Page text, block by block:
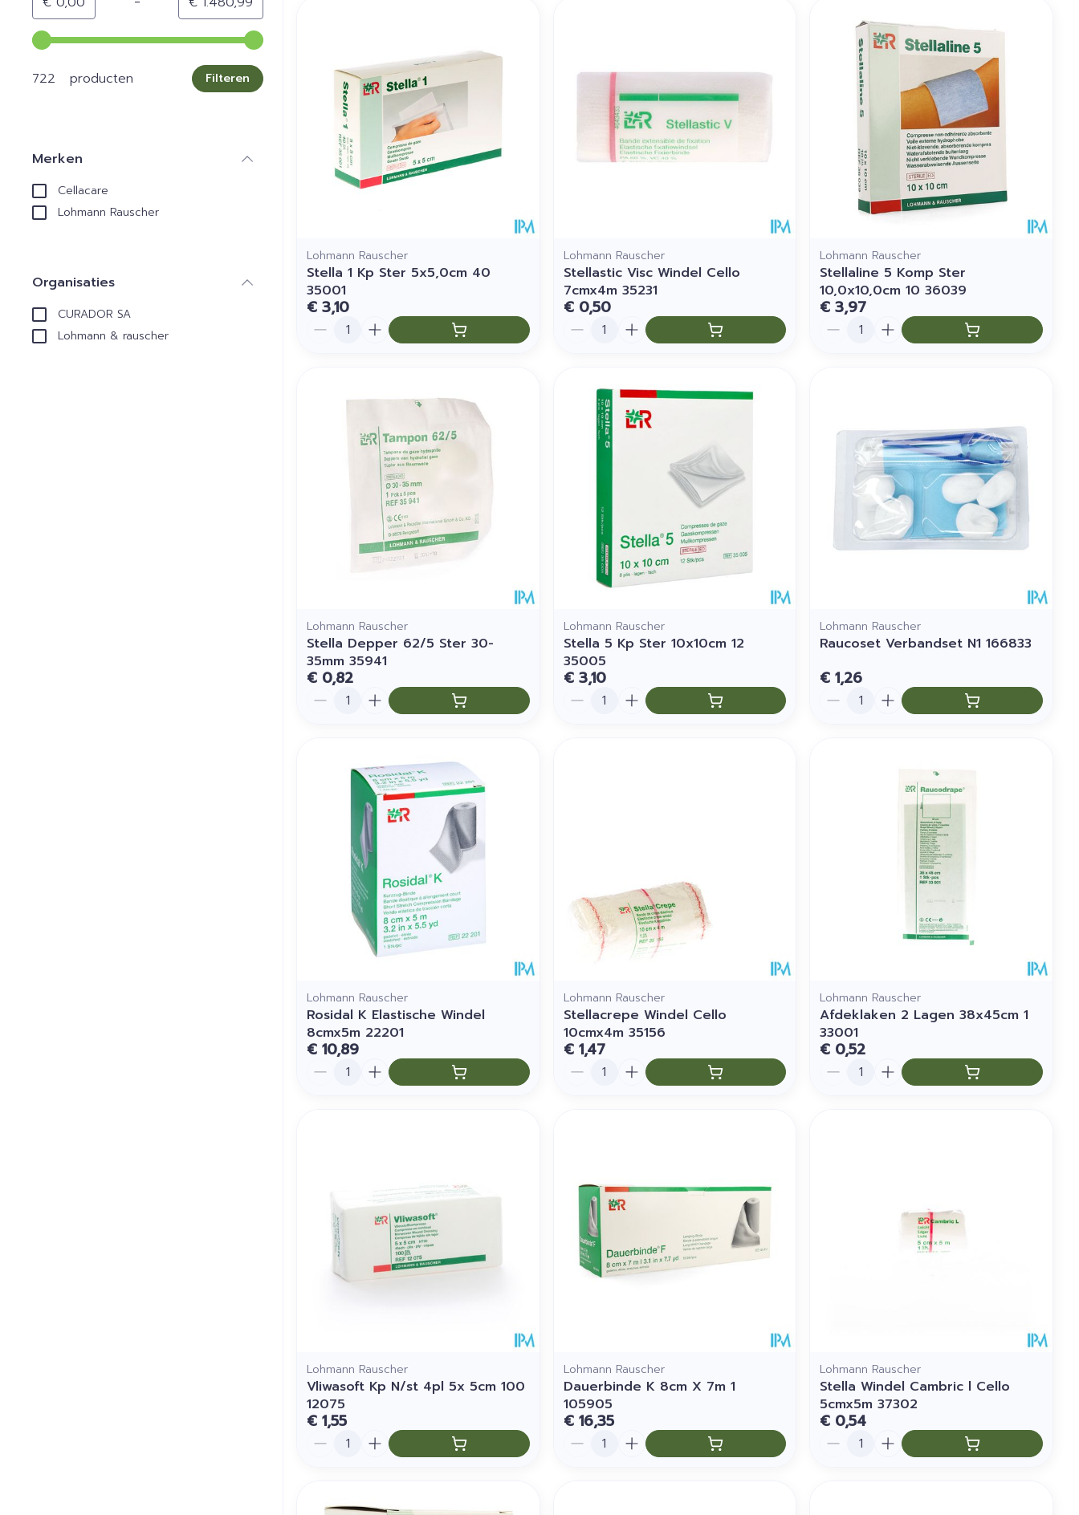
Gebruik de pijltjestoetsen links en rechts om de minimale en maximale prijswaarden aan te passen.
722 producten
Filteren
Merken
Cellacare
Lohmann Rauscher
Organisaties
CURADOR SA
Lohmann & rauscher
Lohmann Rauscher
Stella 1 Kp Ster 5x5,0cm 40
35001
€ 3,10
Aantal
Lohmann Rauscher
Stellastic Visc Windel Cello
7cmx4m 35231
€ 0,50
Aantal
Lohmann Rauscher
Stellaline 5 Komp Ster
10,0x10,0cm 10 36039
€ 3,97
Aantal
Lohmann Rauscher
Stella Depper 62/5 Ster 30-
35mm 35941
€ 0,82
Aantal
Lohmann Rauscher
Stella 5 Kp Ster 10x10cm 12
35005
€ 3,10
Aantal
Lohmann Rauscher
Raucoset Verbandset N1 166833
€ 1,26
Aantal
Lohmann Rauscher
Rosidal K Elastische Windel
8cmx5m 22201
€ 10,89
Aantal
Lohmann Rauscher
Stellacrepe Windel Cello
10cmx4m 35156
€ 1,47
Aantal
Lohmann Rauscher
Afdeklaken 2 Lagen 38x45cm 1
33001
€ 0,52
Aantal
Lohmann Rauscher
Vliwasoft Kp N/st 4pl 5x 5cm 100
12075
€ 1,55
Aantal
Lohmann Rauscher
Dauerbinde K 8cm X 7m 1
105905
€ 16,35
Aantal
Lohmann Rauscher
Stella Windel Cambric l Cello
5cmx5m 37302
€ 0,54
Aantal